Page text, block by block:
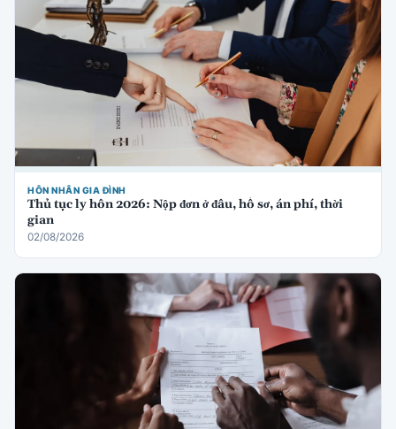
HÔN NHÂN GIA ĐÌNH
Thủ tục ly hôn 2026: Nộp đơn ở đâu, hồ sơ, án phí, thời
gian
02/08/2026